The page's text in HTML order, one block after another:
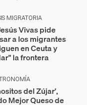
MIGRATORIA
Vivas pide
a los migrantes
en Ceuta y
la frontera
del Zújar',
Mejor Queso de